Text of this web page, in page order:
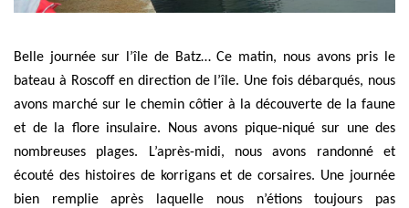
Belle journée sur l’île de Batz… Ce matin, nous avons pris le
bateau à Roscoff en direction de l’île. Une fois débarqués, nous
avons marché sur le chemin côtier à la découverte de la faune
et de la flore insulaire. Nous avons pique-niqué sur une des
nombreuses plages. L’après-midi, nous avons randonné et
écouté des histoires de korrigans et de corsaires. Une journée
bien remplie après laquelle nous n’étions toujours pas